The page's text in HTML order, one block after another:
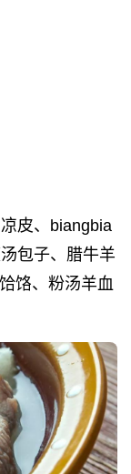
皮、biangbia
包子、腊牛羊
饹、粉汤羊血